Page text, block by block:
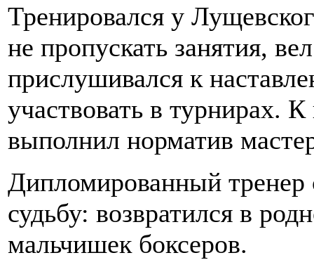
Тренировался у
не пропускать занятия,
прислушивался к
участвовать в турнирах.
выполнил норматив
Дипломированный
судьбу: возвратился в
мальчишек боксеров.